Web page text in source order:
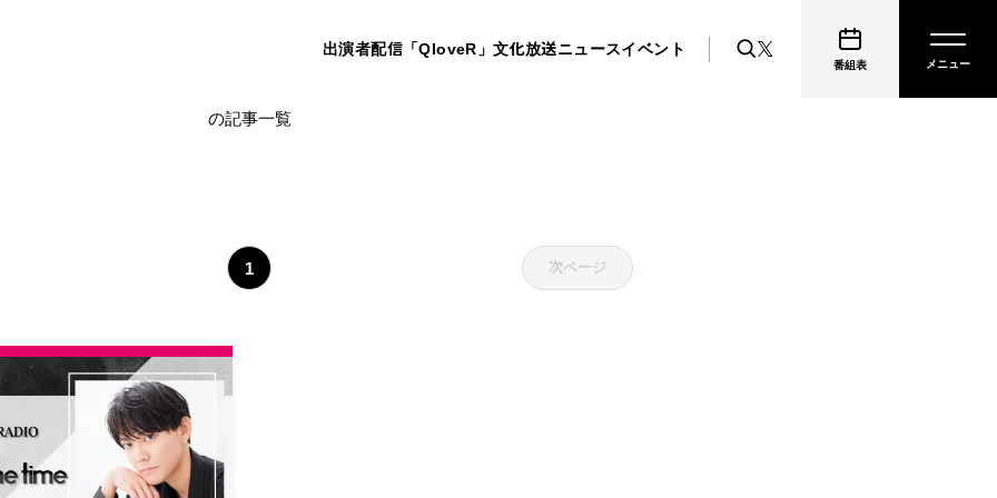
出演者配信「QloveR」文化放送ニュースイベント
番組表
の記事一覧
1 次ページ